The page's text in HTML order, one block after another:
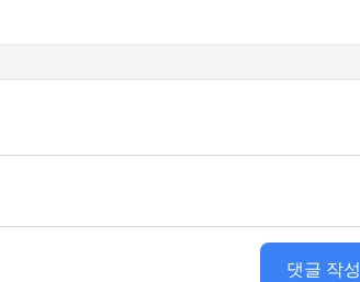
댓글 작성